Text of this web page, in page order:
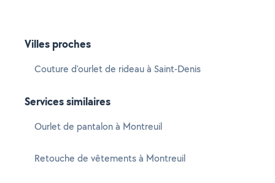
Villes proches
Couture d'ourlet de rideau à Saint-Denis
Services similaires
Ourlet de pantalon à Montreuil
Retouche de vêtements à Montreuil